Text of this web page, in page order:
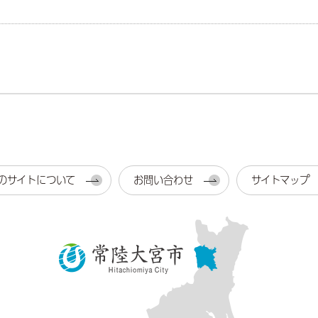
サイトについて お問い合わせ サイトマップ